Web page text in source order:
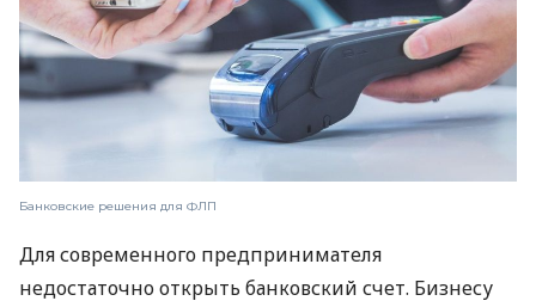
Банковские решения для ФЛП
Для современного предпринимателя
недостаточно открыть банковский счет. Бизнесу